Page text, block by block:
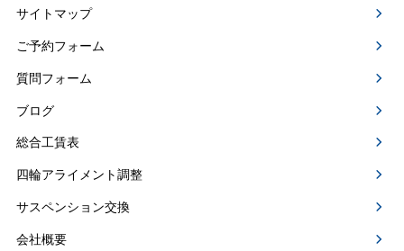
サイトマップ
ご予約フォーム
質問フォーム
ブログ
総合工賃表
四輪アライメント調整
サスペンション交換
会社概要